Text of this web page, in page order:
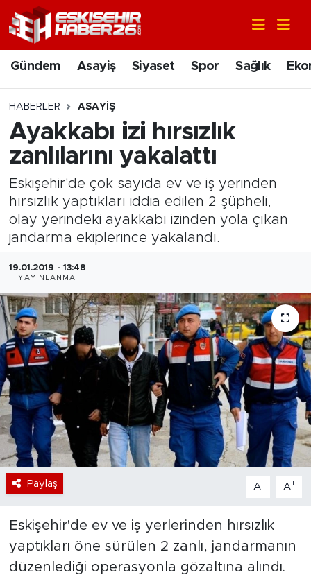
Gündem Asayiş Siyaset Spor Sağlık
HABERLER ASAYIŞ
Ayakkabı izi hırsızlık
zanlılarını yakalattı
Eskişehir'de çok sayıda ev ve iş yerinden
hırsızlık yaptıkları iddia edilen 2 şüpheli,
olay yerindeki ayakkabı izinden yola çıkan
jandarma ekiplerince yakalandı.
19.01.2019 - 13:48
YAYINLANMA
Paylaş A- A+
Eskişehir'de ev ve iş yerlerinden hırsızlık
yaptıkları öne sürülen 2 zanlı, jandarmanın
düzenlediği operasyonla gözaltına alındı.
Gündem
Asayiş
Siyaset
Spor
Sağlık
Ekonomi
Eğitim
Sanat
Bölge
Teknoloji
Magazin
Dünya
Sektör
Nöbetçi Eczaneler
Hava Durumu
Trafik Durumu
Süper Lig Puan Durumu ve Fikstür
Tüm Manşetler
Son Dakika Haberleri
Haber Arşivi